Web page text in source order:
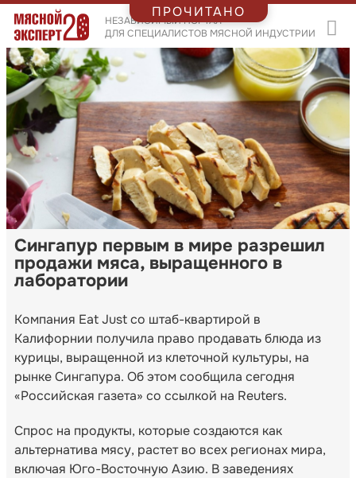
НЕЗАВИСИМЫЙ ПОРТАЛ
ДЛЯ СПЕЦИАЛИСТОВ МЯСНОЙ ИНДУСТРИИ
Сингапур первым в мире разрешил
продажи мяса, выращенного в
лаборатории
Компания Eat Just со штаб-квартирой в
Калифорнии получила право продавать блюда из
курицы, выращенной из клеточной культуры, на
рынке Сингапура. Об этом сообщила сегодня
«Российская газета» со ссылкой на Reuters.
Спрос на продукты, которые создаются как
альтернатива мясу, растет во всех регионах мира,
включая Юго-Восточную Азию. В заведениях
ПРОЧИТАНО